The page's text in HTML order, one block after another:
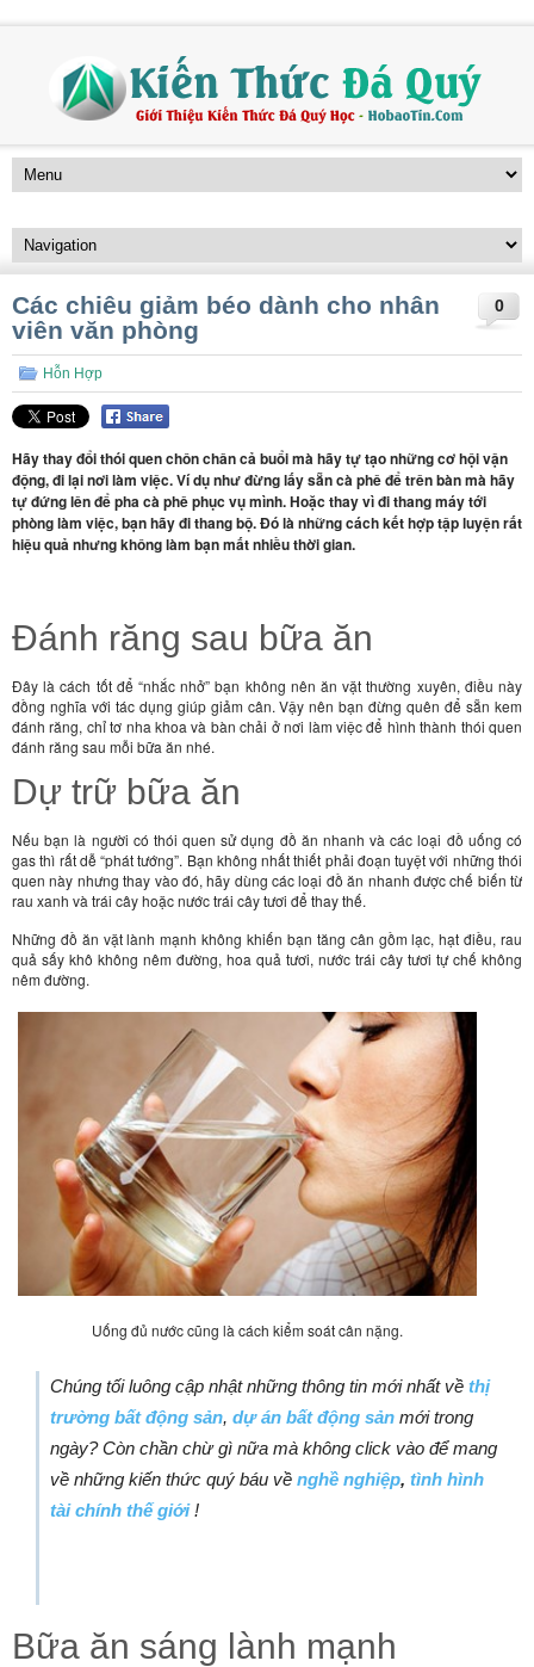
0
Các chiêu giảm béo dành cho nhân
viên văn phòng
Hỗn Hợp
Hãy thay đổi thói quen chôn chân cả buổi mà hãy tự tạo những cơ hội vận
động, đi lại nơi làm việc. Ví dụ như đừng lấy sẵn cà phê để trên bàn mà hãy
tự đứng lên để pha cà phê phục vụ mình. Hoặc thay vì đi thang máy tới
phòng làm việc, bạn hãy đi thang bộ. Đó là những cách kết hợp tập luyện rất
hiệu quả nhưng không làm bạn mất nhiều thời gian.
Đánh răng sau bữa ăn
Đây là cách tốt để “nhắc nhở” bạn không nên ăn vặt thường xuyên, điều này
đồng nghĩa với tác dụng giúp giảm cân. Vậy nên bạn đừng quên để sẵn kem
đánh răng, chỉ tơ nha khoa và bàn chải ở nơi làm việc để hình thành thói quen
đánh răng sau mỗi bữa ăn nhé.
Dự trữ bữa ăn
Nếu bạn là người có thói quen sử dụng đồ ăn nhanh và các loại đồ uống có
gas thì rất dễ “phát tướng”. Bạn không nhất thiết phải đoạn tuyệt với những thói
quen này nhưng thay vào đó, hãy dùng các loại đồ ăn nhanh được chế biến từ
rau xanh và trái cây hoặc nước trái cây tươi để thay thế.
Những đồ ăn vặt lành mạnh không khiến bạn tăng cân gồm lạc, hạt điều, rau
quả sấy khô không nêm đường, hoa quả tươi, nước trái cây tươi tự chế không
nêm đường.
Uống đủ nước cũng là cách kiểm soát cân nặng.
Chúng tối luông cập nhật những thông tin mới nhất về thị
trường bất động sản, dự án bất động sản mới trong
ngày? Còn chần chừ gì nữa mà không click vào để mang
về những kiến thức quý báu về nghề nghiệp, tình hình
tài chính thế giới !
Bữa ăn sáng lành mạnh